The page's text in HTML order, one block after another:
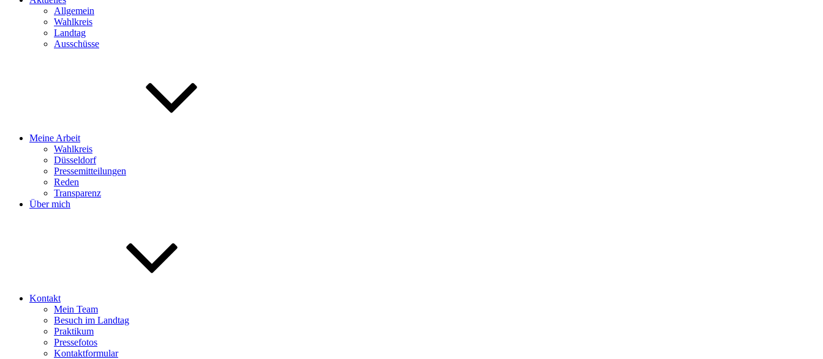
Allgemein
Wahlkreis
Landtag
Ausschüsse
Meine Arbeit
Wahlkreis
Düsseldorf
Pressemitteilungen
Reden
Transparenz
Über mich
Kontakt
Mein Team
Besuch im Landtag
Praktikum
Pressefotos
Kontaktformular